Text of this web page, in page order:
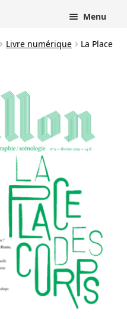
Menu
Livre numérique
La Place